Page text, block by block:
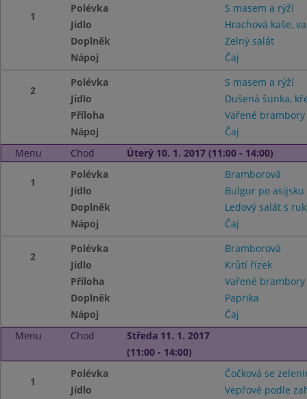
1
Polévka
S masem a rýží
Jídlo
Hrachová kaše,
Doplněk
Zelný salát
Nápoj
Čaj
2
Polévka
S masem a rýží
Jídlo
Dušená šunka,
Příloha
Vařené brambory
Nápoj
Čaj
Menu
Chod Úterý 10. 1. 2017 (11:00 - 14:00)
1
Polévka
Bramborová
Jídlo
Bulgur po asijsku
Doplněk
Ledový salát s
Nápoj
Čaj
2
Polévka
Bramborová
Jídlo
Krůtí řízek
Příloha
Vařené
Doplněk
Paprika
Nápoj
Čaj
Menu
Chod
Středa 11. 1. 2017
(11:00 - 14:00)
1
Polévka
Čočková se
Jídlo
Vepřové podle